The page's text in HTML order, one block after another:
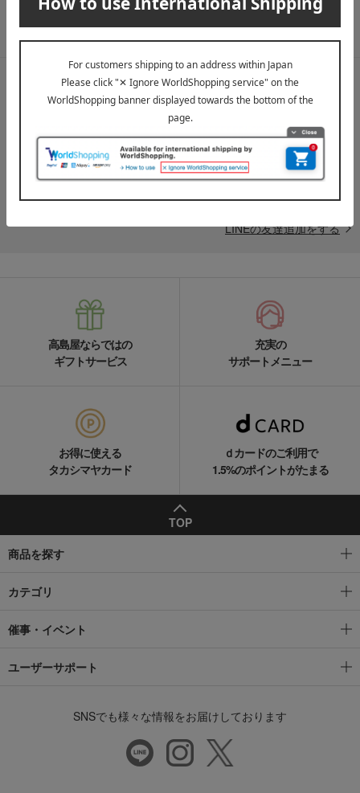
メールマガジンについて詳しく見る
LINE公式アカウント
高島屋オンラインストアLINE公式アカウントでは百貨店ならではの
名品やお得な最新情報を配信中！
LINEの友達追加をする
高島屋ならではの
ギフトサービス
充実の
サポートメニュー
お得に使える
タカシマヤカード
ｄカードのご利用で
1.5%のポイントがたまる
TOP
商品を探す
カテゴリ
催事・イベント
ユーザーサポート
SNSでも様々な情報をお届けしております